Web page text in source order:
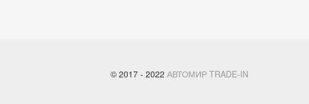
© 2017 - 2022 АВТОМИР TRADE-IN